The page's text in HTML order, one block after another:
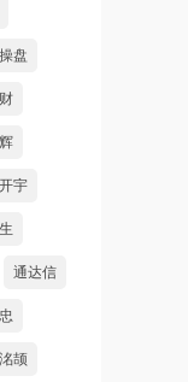
操盘
宇
通达信
颉